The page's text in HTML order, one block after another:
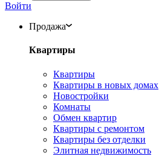
Войти
Продажа
Квартиры
Квартиры
Квартиры в новых домах
Новостройки
Комнаты
Обмен квартир
Квартиры с ремонтом
Квартиры без отделки
Элитная недвижимость